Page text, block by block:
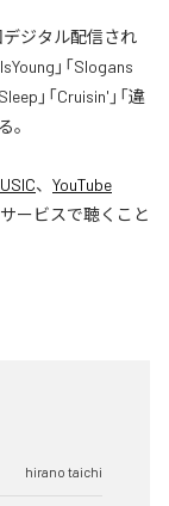
デジタル配信され
」「Slogans
」「Cruisin'」「違
。
、 YouTube
ービスで聴くこと
hirano taichi